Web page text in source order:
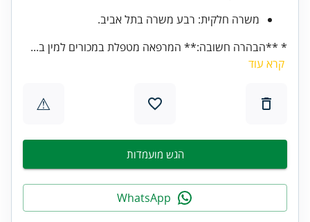
משרה חלקית: רבע משרה בתל אביב.
* **הבהרה חשובה:** המרפאה מטפלת במכורים למין ב...
קרא עוד
⚠
הגש מועמדות